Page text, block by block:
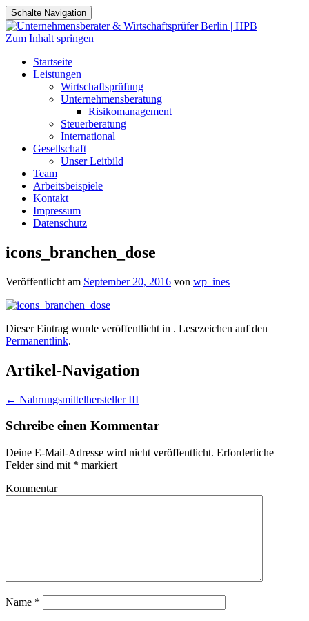
Schalte Navigation
Zum Inhalt springen
Startseite
Leistungen
Wirtschaftsprüfung
Unternehmensberatung
Risikomanagement
Steuerberatung
International
Gesellschaft
Unser Leitbild
Team
Arbeitsbeispiele
Kontakt
Impressum
Datenschutz
icons_branchen_dose
Veröffentlicht am September 20, 2016 von wp_ines
Dieser Eintrag wurde veröffentlicht in . Lesezeichen auf den
Permanentlink.
Artikel-Navigation
← Nahrungsmittelhersteller III
Schreibe einen Kommentar
Deine E-Mail-Adresse wird nicht veröffentlicht. Erforderliche
Felder sind mit * markiert
Kommentar
Name *